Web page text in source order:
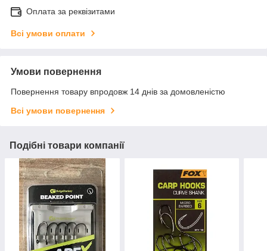
Оплата за реквізитами
Всі умови оплати
Умови повернення
Повернення товару впродовж 14 днів за домовленістю
Всі умови повернення
Подібні товари компанії